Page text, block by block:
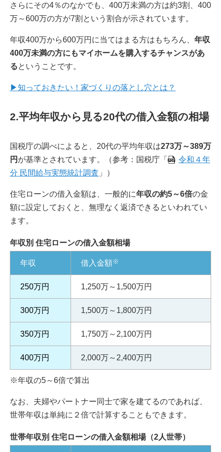
さらにその4％のなかでも、400万未満の方は約3割、400
万～600万の方が7割という割合が示されています。
年収400万から600万円に当てはまる方はもちろん、 年収
400万未満の方にもマイホームを購入するチャンスがあ
るということです。
▶知っておきたい！家づくりの落とし穴とは？
2.平均年収から見る20代の借入金額の相場
国税庁の調べによると、20代の平均年収は273万～389万
円 が基準とされています。（参考：国税庁「
令和４年
分 民間給与実態統計調査 」）
住宅ローンの借入金額は、一般的に年収の約5～6倍の金
額に設定しておくと、無理なく返済できるといわれてい
ます。
年収別 住宅ローンの借入金額相場
年収 借入金額※
250万円 1,250万～1,500万円
300万円 1,500万～1,800万円
350万円 1,750万～2,100万円
400万円 2,000万～2,400万円
※年収の5～6倍で算出
なお、夫婦やパートナー同士で家を建てるのであれば、
世帯年収は単純に２倍で計算することもできます。
世帯年収別 住宅ローンの借入金額相場（2人世帯）